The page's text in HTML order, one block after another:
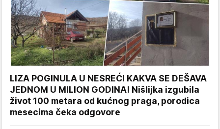
LIZA POGINULA U NESREĆI KAKVA SE DEŠAVA
JEDNOM U MILION GODINA! Nišlijka izgubila
život 100 metara od kućnog praga, porodica
mesecima čeka odgovore